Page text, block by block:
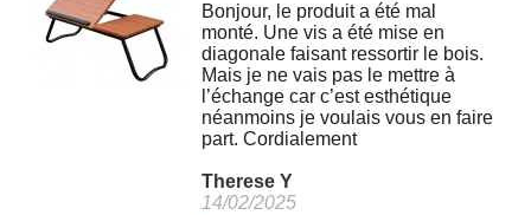
Bonjour, le produit a été mal
monté. Une vis a été mise en
diagonale faisant ressortir le bois.
Mais je ne vais pas le mettre à
l’échange car c’est esthétique
néanmoins je voulais vous en faire
part. Cordialement
Therese Y
14/02/2025